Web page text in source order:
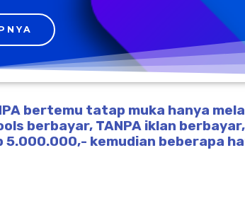
bertemu tatap muka hanya
berbayar, TANPA iklan
kemudian beberapa